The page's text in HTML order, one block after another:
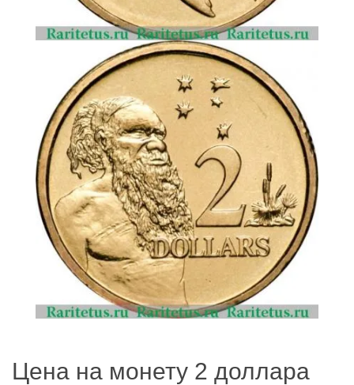
Цена на монету 2 доллара